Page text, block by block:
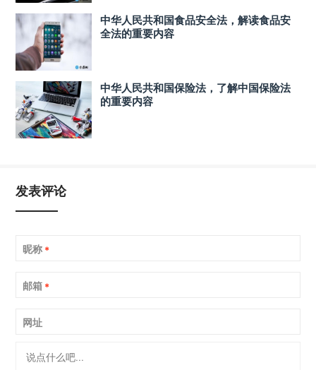
中华人民共和国食品安全法，解读食品安
全法的重要内容
中华人民共和国保险法，了解中国保险法
的重要内容
发表评论
昵称 *
邮箱 *
网址